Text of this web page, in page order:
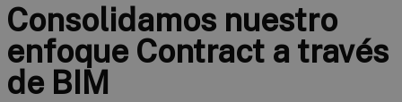
Consolidamos nuestro
enfoque Contract a través
de BIM